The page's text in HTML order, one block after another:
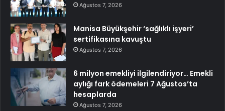
Ağustos 7, 2026
Manisa Büyükşehir ‘sağlıklı işyeri’
sertifikasına kavuştu
Ağustos 7, 2026
6 milyon emekliyi ilgilendiriyor… Emekli
aylığı fark ödemeleri 7 Ağustos’ta
hesaplarda
Ağustos 7, 2026